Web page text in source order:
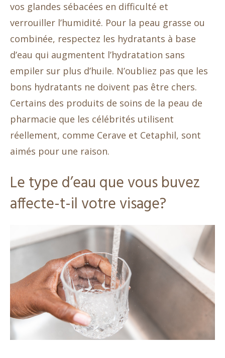
vos glandes sébacées en difficulté et
verrouiller l’humidité. Pour la peau grasse ou
combinée, respectez les hydratants à base
d’eau qui augmentent l’hydratation sans
empiler sur plus d’huile. N’oubliez pas que les
bons hydratants ne doivent pas être chers.
Certains des produits de soins de la peau de
pharmacie que les célébrités utilisent
réellement, comme Cerave et Cetaphil, sont
aimés pour une raison.
Le type d’eau que vous buvez
affecte-t-il votre visage?